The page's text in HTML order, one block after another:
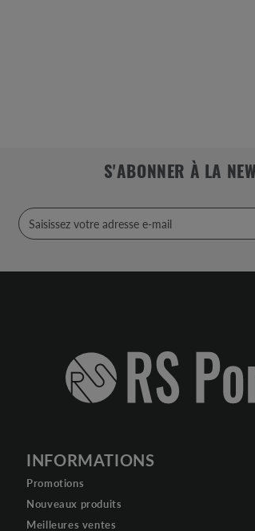
S'ABONNER À LA
INFORMATIONS
Promotions
Nouveaux produits
Meilleures ventes